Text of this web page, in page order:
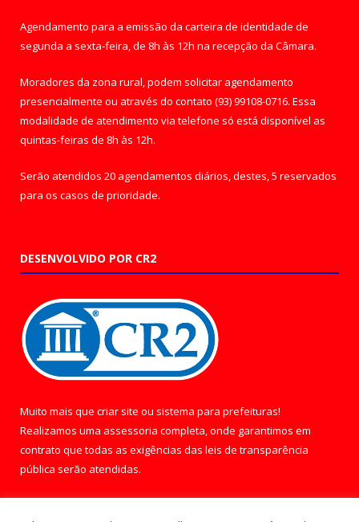
Agendamento para a emissão da carteira de identidade de
segunda a sexta-feira, de 8h às 12h na recepção da Câmara.
Moradores da zona rural, podem solicitar agendamento
presencialmente ou através do contato (93) 99108-0716. Essa
modalidade de atendimento via telefone só está disponível as
quintas-feiras de 8h às 12h.
Serão atendidos 20 agendamentos diários, destes, 5 reservados
para os casos de prioridade.
DESENVOLVIDO POR CR2
Muito mais que criar site ou sistema para prefeituras!
Realizamos uma assessoria completa, onde garantimos em
contrato que todas as exigências das leis de transparência
pública serão atendidas.